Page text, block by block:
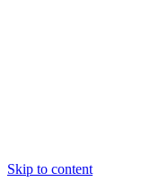
Skip to content